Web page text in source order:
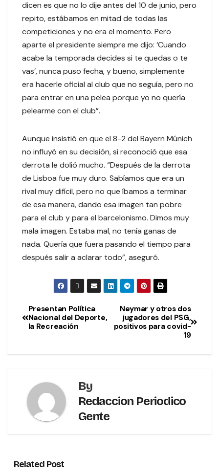
dicen es que no lo dije antes del 10 de junio, pero
repito, estábamos en mitad de todas las
competiciones y no era el momento. Pero
aparte el presidente siempre me dijo: ‘Cuando
acabe la temporada decides si te quedas o te
vas’, nunca puso fecha, y bueno, simplemente
era hacerle oficial al club que no seguía, pero no
para entrar en una pelea porque yo no quería
pelearme con el club”.
Aunque insistió en que el 8-2 del Bayern Múnich
no influyó en su decisión, sí reconoció que esa
derrota le dolió mucho. “Después de la derrota
de Lisboa fue muy duro. Sabíamos que era un
rival muy difícil, pero no que íbamos a terminar
de esa manera, dando esa imagen tan pobre
para el club y para el barcelonismo. Dimos muy
mala imagen. Estaba mal, no tenía ganas de
nada. Quería que fuera pasando el tiempo para
después salir a aclarar todo”, aseguró.
Neymar y otros dos
jugadores del PSG,
positivos para covid-
19
Presentan Política
Nacional del Deporte,
la Recreación
By
Redaccion Periodico
Gente
Related Post